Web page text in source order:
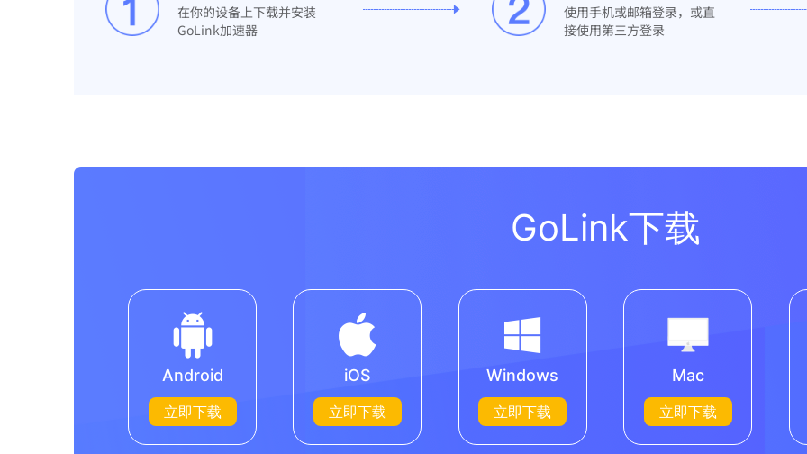
在你的设备上下载并安装
GoLink加速器
使用手机或邮箱登录，或直
接使用第三方登录
GoLink下载
Android
立即下载
iOS
立即下载
Windows
立即下载
Mac
立即下载